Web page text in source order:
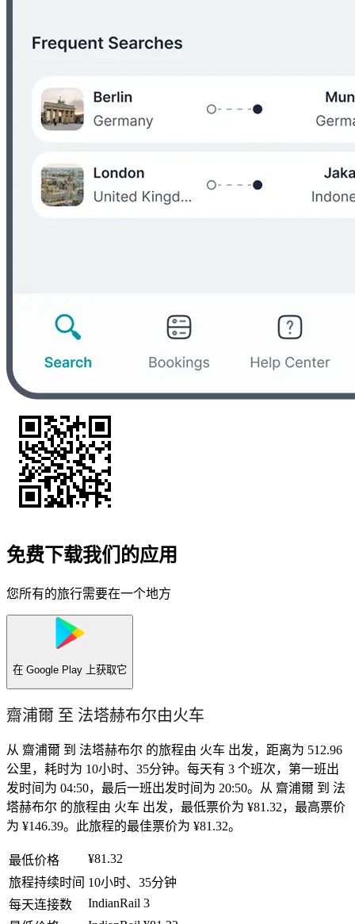
免费下载我们的应用
您所有的旅行需要在一个地方
在 Google Play 上获取它
齋浦爾 至 法塔赫布尔由火车
从 齋浦爾 到 法塔赫布尔 的旅程由 火车 出发，距离为 512.96
公里，耗时为 10小时、35分钟。每天有 3 个班次，第一班出
发时间为 04:50，最后一班出发时间为 20:50。从 齋浦爾 到 法
塔赫布尔 的旅程由 火车 出发，最低票价为 ¥81.32，最高票价
为 ¥146.39。此旅程的最佳票价为 ¥81.32。
最低价格
¥81.32
旅程持续时间 10小时、35分钟
每天连接数
IndianRail 3